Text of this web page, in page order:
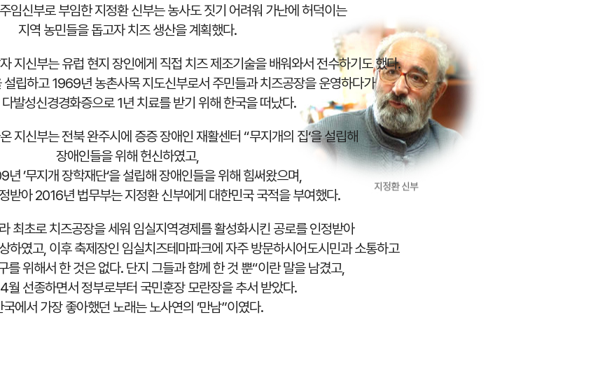
임신부로 부임한 지정환 신부는 농사도 짓기 어려워 가난에 허덕이는
지역 농민들을 돕고자 치즈 생산을 계획했다.
지신부는 유럽 현지 장인에게 직접 치즈 제조기술을 배워와서 전수하기도 했다.
립하고 1969년 농촌사목 지도신부로서 주민들과 치즈공장을 운영하다가
발성신경경화증으로 1년 치료를 받기 위해 한국을 떠났다.
지신부는 전북 완주시에 증증 장애인 재활센터 “무지개의 집‘을 설립해
장애인들을 위해 헌신하였고,
’무지개 장학재단‘을 설립해 장애인들을 위해 힘써왔으며,
받아 2016년 법무부는 지정환 신부에게 대한민국 국적을 부여했다.
최초로 치즈공장을 세워 임실지역경제를 활성화시킨 공로를 인정받아
하였고, 이후 축제장인 임실치즈테마파크에 자주 방문하시어도시민과 소통하고
를 위해서 한 것은 없다. 단지 그들과 함께 한 것 뿐“이란 말을 남겼고,
월 선종하면서 정부로부터 국민훈장 모란장을 추서 받았다.
국에서 가장 좋아했던 노래는 노사연의 ’만남”이였다.